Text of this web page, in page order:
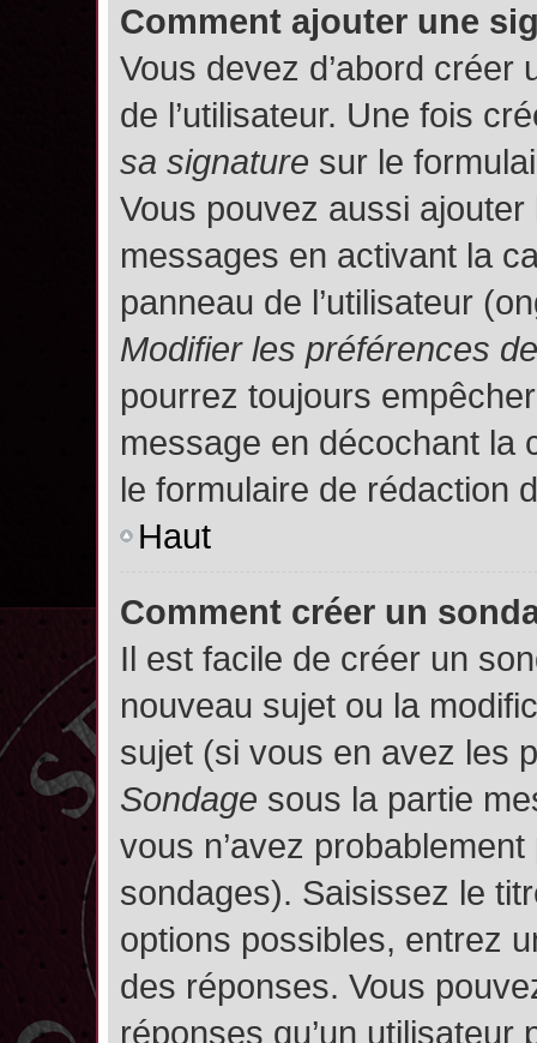
Comment ajouter une
Vous devez d’abord
de l’utilisateur. Une fois
sa signature sur le
Vous pouvez aussi
messages en activant la
panneau de l’utilisateur
Modifier les préférences
pourrez toujours
message en décochant la
le formulaire de rédaction
Haut
Comment créer un
Il est facile de créer un
nouveau sujet ou la
sujet (si vous en avez les
Sondage sous la partie
vous n’avez
sondages). Saisissez le
options possibles, entrez
des réponses. Vous
réponses qu’un